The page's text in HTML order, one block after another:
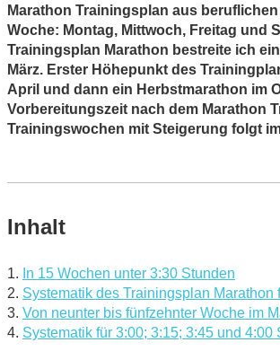
Marathon Trainingsplan aus
Woche: Montag, Mittwoch, Freitag und
Trainingsplan Marathon bestreite ich
März. Erster Höhepunkt des
April und dann ein Herbstmarathon im
Vorbereitungszeit nach dem Marathon
Trainingswochen mit Steigerung folgt
Inhalt
1. In 15 Wochen unter 3:30 Stunden
2. Systematik des Trainingsplan Marathon
3. Von neunter bis fünfzehnter Woche im
4. Systematik für 3:00; 3:15; 3:45 und